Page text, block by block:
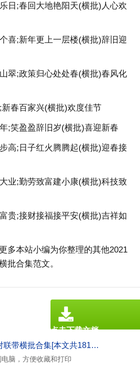
日;春回大地艳阳天(横批)人心欢
喜;新年更上一层楼(横批)辞旧迎
翠;政策归心处处春(横批)春风化
春百家兴(横批)欢度佳节
;笑盈盈辞旧岁(横批)喜迎新春
高;日子红火腾腾起(横批)迎春接
业;勤劳致富建小康(横批)科技致
贵;接财接福接平安(横批)吉祥如
多本站小编为你整理的其他2021
批合集范文。
《2021牛年春节传统对联带横批合集[本文共1815字].doc》
脑，方便收藏和打印
点击下载文档
文档为doc格式